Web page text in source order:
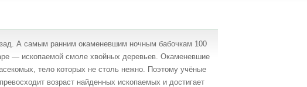
А самым ранним окаменевшим ночным бабочкам 100
— ископаемой смоле хвойных деревьев. Окаменевшие
тело которых не столь нежно. Поэтому учёные
возраст найденных ископаемых и достигает